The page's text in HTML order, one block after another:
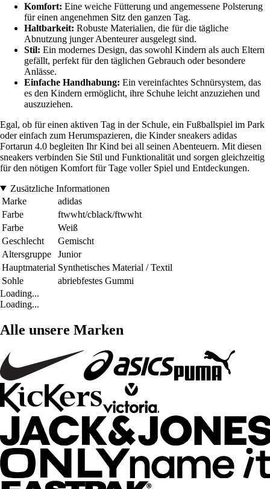
Komfort: Eine weiche Fütterung und angemessene Polsterung
für einen angenehmen Sitz den ganzen Tag.
Haltbarkeit: Robuste Materialien, die für die tägliche
Abnutzung junger Abenteurer ausgelegt sind.
Stil: Ein modernes Design, das sowohl Kindern als auch Eltern
gefällt, perfekt für den täglichen Gebrauch oder besondere
Anlässe.
Einfache Handhabung: Ein vereinfachtes Schnürsystem, das
es den Kindern ermöglicht, ihre Schuhe leicht anzuziehen und
auszuziehen.
Egal, ob für einen aktiven Tag in der Schule, ein Fußballspiel im Park
oder einfach zum Herumspazieren, die Kinder sneakers adidas
Fortarun 4.0 begleiten Ihr Kind bei all seinen Abenteuern. Mit diesen
sneakers verbinden Sie Stil und Funktionalität und sorgen gleichzeitig
für den nötigen Komfort für Tage voller Spiel und Entdeckungen.
Zusätzliche Informationen
Marke
adidas
Farbe
ftwwht/cblack/ftwwht
Farbe
Weiß
Geschlecht
Gemischt
Altersgruppe
Junior
Hauptmaterial Synthetisches Material / Textil
Sohle
abriebfestes Gummi
Loading...
Loading...
Alle unsere Marken